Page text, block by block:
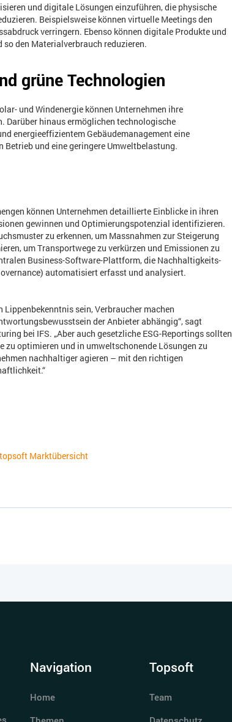
und digitale Lösungen einzuführen, die physische
Beispielsweise können virtuelle Meetings den
verringern. Ebenso können digitale Produkte und
den Materialverbrauch reduzieren.
grüne Technologien
und Windenergie können Unternehmen ihre
Darüber hinaus ermöglichen technologische
energieeffizientem Gebäudemanagement eine
Betrieb und eine geringere Umweltbelastung.
können Unternehmen detaillierte Einblicke in ihren
gewinnen und Optimierungspotenzial identifizieren.
zu erkennen, um Massnahmen zur Steigerung
um Transportwege zu verkürzen und Emissionen zu
Business-Software-Plattform, die Nachhaltigkeits-
automatisiert erfasst und analysiert.
sein, Verbraucher machen
der Anbieter abhängig“, sagt
bei IFS. „Aber auch gesetzliche ESG-Reportings sollten
zu optimieren und in umweltschonende Lösungen zu
nachhaltiger agieren – mit den richtigen
Marktübersicht
Navigation
Home
Topsoft
Team